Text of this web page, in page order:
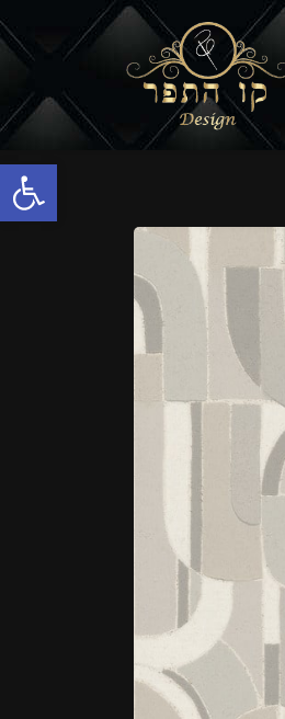
Open toolbar